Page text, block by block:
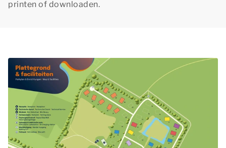
printen of downloaden.